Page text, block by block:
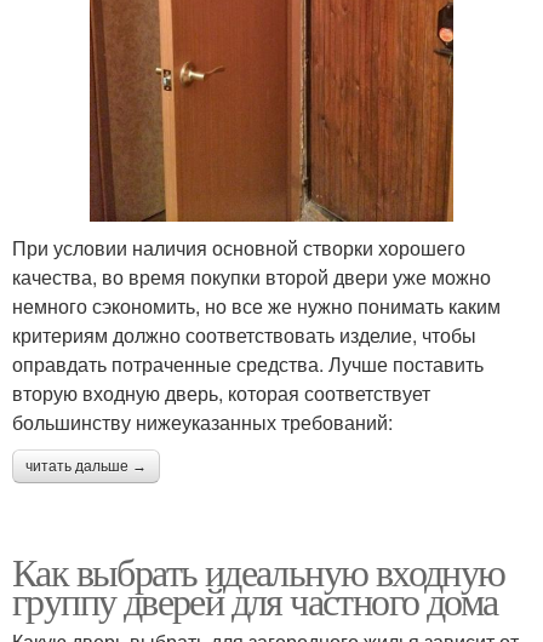
При условии наличия основной створки хорошего
качества, во время покупки второй двери уже можно
немного сэкономить, но все же нужно понимать каким
критериям должно соответствовать изделие, чтобы
оправдать потраченные средства. Лучше поставить
вторую входную дверь, которая соответствует
большинству нижеуказанных требований:
читать дальше →
Как выбрать идеальную входную
группу дверей для частного дома